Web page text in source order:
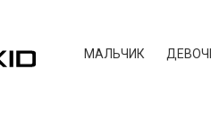
МАЛЬЧИК